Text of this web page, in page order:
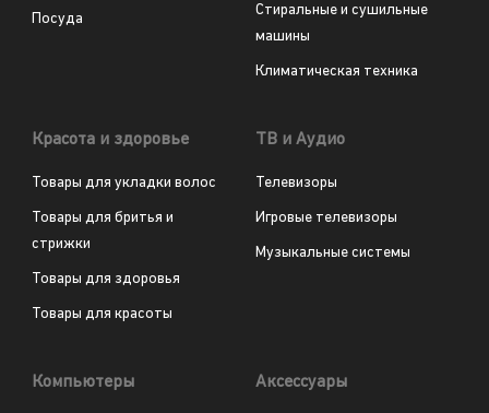
Посуда
Стиральные и сушильные
машины
Климатическая техника
Красота и здоровье
Товары для укладки волос
Товары для бритья и
стрижки
Товары для здоровья
Товары для красоты
ТВ и Аудио
Телевизоры
Игровые телевизоры
Музыкальные системы
Компьютеры Аксессуары